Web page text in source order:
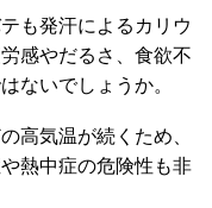
も発汗によるカリウ
感やだるさ、食欲不
ないでしょうか。
高気温が続くため、
熱中症の危険性も非